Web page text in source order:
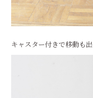
キャスター付きで移動も出